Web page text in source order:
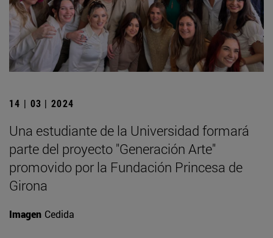
14 | 03 | 2024
Una estudiante de la Universidad formará
parte del proyecto "Generación Arte"
promovido por la Fundación Princesa de
Girona
Imagen Cedida